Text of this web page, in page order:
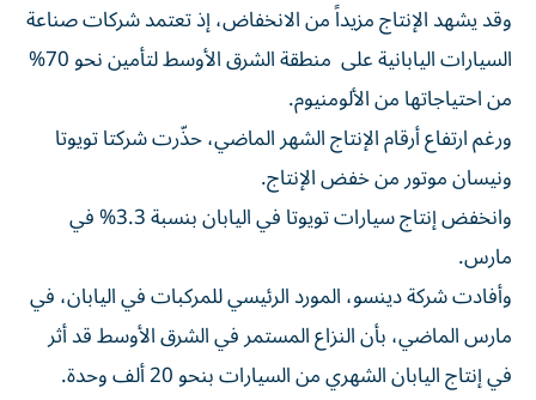
وقد يشهد الإنتاج مزيداً من الانخفاض، إذ تعتمد شركات صناعة
السيارات اليابانية على منطقة الشرق الأوسط لتأمين نحو 70%
من احتياجاتها من الألومنيوم.
ورغم ارتفاع أرقام الإنتاج الشهر الماضي، حذّرت شركتا تويوتا
ونيسان موتور من خفض الإنتاج.
وانخفض إنتاج سيارات تويوتا في اليابان بنسبة 3.3% في
مارس.
وأفادت شركة دينسو، المورد الرئيسي للمركبات في اليابان، في
مارس الماضي، بأن النزاع المستمر في الشرق الأوسط قد أثر
في إنتاج اليابان الشهري من السيارات بنحو 20 ألف وحدة.